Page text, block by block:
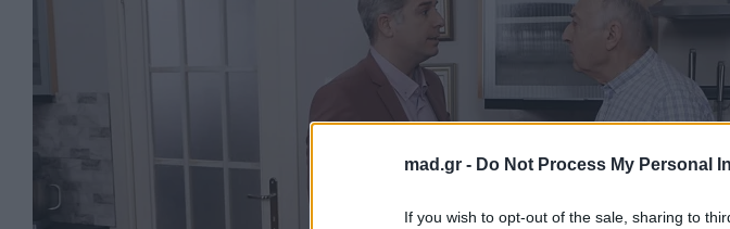
mad.gr - Do Not Process My Personal
If you wish to opt-out of the sale, sharing to